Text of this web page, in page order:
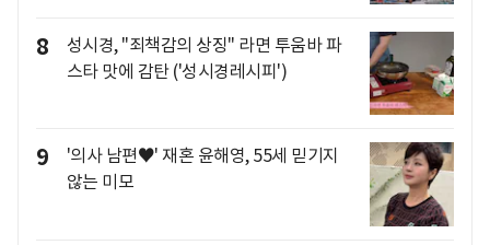
8
성시경, "죄책감의 상징" 라면 투움바 파
스타 맛에 감탄 ('성시경레시피')
9
'의사 남편♥' 재혼 윤해영, 55세 믿기지
않는 미모